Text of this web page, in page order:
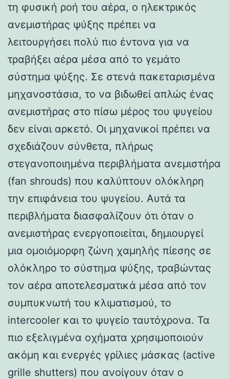
τη φυσική ροή του αέρα, ο ηλεκτρικός
ανεμιστήρας ψύξης πρέπει να
λειτουργήσει πολύ πιο έντονα για να
τραβήξει αέρα μέσα από το γεμάτο
σύστημα ψύξης. Σε στενά πακεταρισμένα
μηχανοστάσια, το να βιδωθεί απλώς ένας
ανεμιστήρας στο πίσω μέρος του ψυγείου
δεν είναι αρκετό. Οι μηχανικοί πρέπει να
σχεδιάζουν σύνθετα, πλήρως
στεγανοποιημένα περιβλήματα ανεμιστήρα
(fan shrouds) που καλύπτουν ολόκληρη
την επιφάνεια του ψυγείου. Αυτά τα
περιβλήματα διασφαλίζουν ότι όταν ο
ανεμιστήρας ενεργοποιείται, δημιουργεί
μια ομοιόμορφη ζώνη χαμηλής πίεσης σε
ολόκληρο το σύστημα ψύξης, τραβώντας
τον αέρα αποτελεσματικά μέσα από τον
συμπυκνωτή του κλιματισμού, το
intercooler και το ψυγείο ταυτόχρονα. Τα
πιο εξελιγμένα οχήματα χρησιμοποιούν
ακόμη και ενεργές γρίλιες μάσκας (active
grille shutters) που ανοίγουν όταν ο